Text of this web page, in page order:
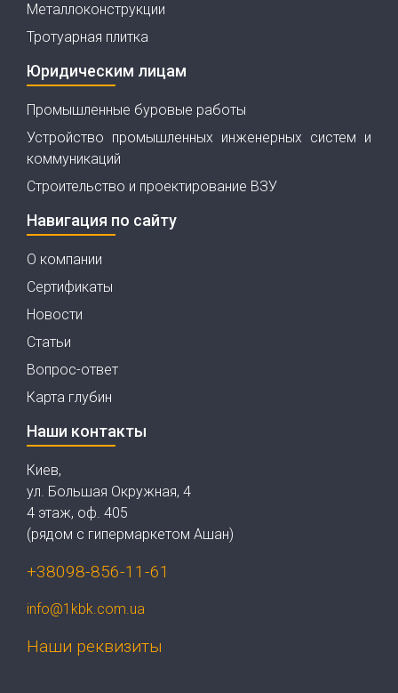
Металлоконструкции
Тротуарная плитка
Юридическим лицам
Промышленные буровые работы
Устройство промышленных инженерных систем и
коммуникаций
Строительство и проектирование ВЗУ
Навигация по сайту
О компании
Сертификаты
Новости
Статьи
Вопрос-ответ
Карта глубин
Наши контакты
Киев,
ул. Большая Окружная, 4
4 этаж, оф. 405
(рядом с гипермаркетом Ашан)
+38098-856-11-61
info@1kbk.com.ua
Наши реквизиты